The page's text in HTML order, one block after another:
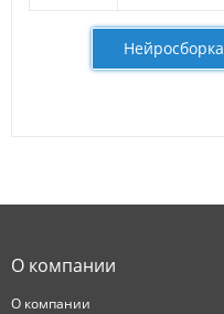
Нейросборка
О компании
О компании